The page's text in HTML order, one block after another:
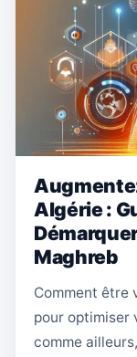
Algérie :
Maghreb
Comment être
pour optimiser
comme